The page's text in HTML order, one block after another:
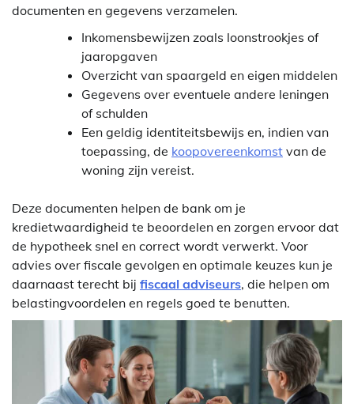
documenten en gegevens verzamelen.
Inkomensbewijzen zoals loonstrookjes of
jaaropgaven
Overzicht van spaargeld en eigen middelen
Gegevens over eventuele andere leningen
of schulden
Een geldig identiteitsbewijs en, indien van
toepassing, de koopovereenkomst van de
woning zijn vereist.
Deze documenten helpen de bank om je
kredietwaardigheid te beoordelen en zorgen ervoor dat
de hypotheek snel en correct wordt verwerkt. Voor
advies over fiscale gevolgen en optimale keuzes kun je
daarnaast terecht bij fiscaal adviseurs, die helpen om
belastingvoordelen en regels goed te benutten.